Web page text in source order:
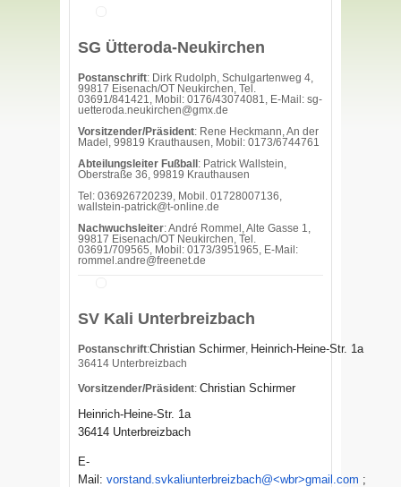
SG Ütteroda-Neukirchen
Postanschrift: Dirk Rudolph, Schulgartenweg 4,
99817 Eisenach/OT Neukirchen, Tel.
03691/841421, Mobil: 0176/43074081, E-Mail: sg-
uetteroda.neukirchen@gmx.de
Vorsitzender/Präsident: Rene Heckmann, An der
Madel, 99819 Krauthausen, Mobil: 0173/6744761
Abteilungsleiter Fußball : Patrick Wallstein,
Oberstraße 36, 99819 Krauthausen
Tel: 036926720239, Mobil. 01728007136,
wallstein-patrick@t-online.de
Nachwuchsleiter: André Rommel, Alte Gasse 1,
99817 Eisenach/OT Neukirchen, Tel.
03691/709565, Mobil: 0173/3951965, E-Mail:
rommel.andre@freenet.de
SV Kali Unterbreizbach
Postanschrift:Christian Schirmer, Heinrich-Heine-Str. 1a
36414 Unterbreizbach
Vorsitzender/Präsident: Christian Schirmer
Heinrich-Heine-Str. 1a
36414 Unterbreizbach
E-
Mail: vorstand.svkaliunterbreizbach@<wbr>gmail.com ;